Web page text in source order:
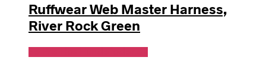
Ruffwear Web Master Harness,
River Rock Green